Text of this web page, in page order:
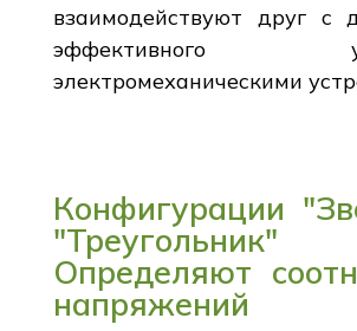
взаимодействуют друг с
эффективного
электромеханическими
Конфигурации
"Треугольник"
Определяют
напряжений